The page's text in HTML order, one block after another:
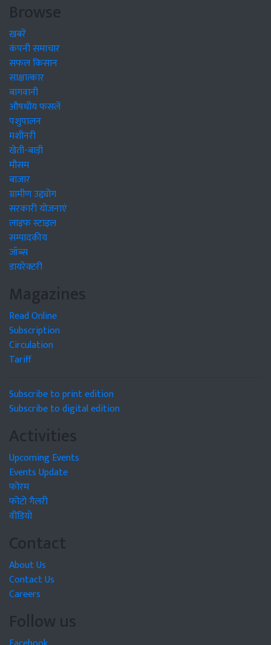
Browse
खबरें
कंपनी समाचार
सफल किसान
साक्षात्कार
बागवानी
औषधीय फसलें
पशुपालन
मशीनरी
खेती-बाड़ी
मौसम
बाजार
ग्रामीण उद्द्योग
सरकारी योजनाएं
लाइफ स्टाइल
सम्पादकीय
जॉब्स
डायरेक्टरी
Magazines
Read Online
Subscription
Circulation
Tariff
Subscribe to print edition
Subscribe to digital edition
Activities
Upcoming Events
Events Update
फोरम
फोटो गैलरी
वीडियो
Contact
About Us
Contact Us
Careers
Follow us